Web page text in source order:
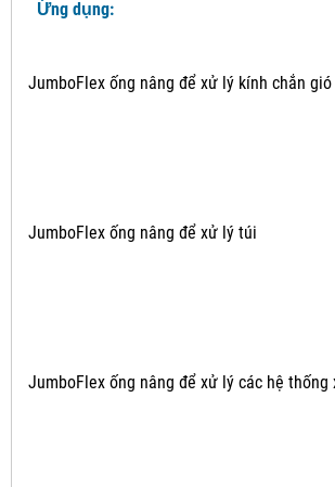
Ứng dụng:
JumboFlex ống nâng để xử lý kính chắn gió
JumboFlex ống nâng để xử lý túi
JumboFlex ống nâng để xử lý các hệ thống